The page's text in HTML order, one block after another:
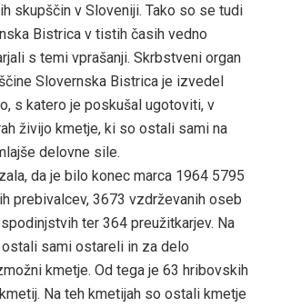
skupščin v Sloveniji. Tako so se tudi
Bistrica v tistih časih vedno
s temi vprašanji. Skrbstveni organ
Slovernska Bistrica je izvedel
s katero je poskušal ugotoviti, v
živijo kmetje, ki so ostali sami na
delovne sile.
da je bilo konec marca 1964 5795
prebivalcev, 3673 vzdrževanih oseb
ter 364 preužitkarjev. Na
sami ostareli in za delo
kmetje. Od tega je 63 hribovskih
Na teh kmetijah so ostali kmetje